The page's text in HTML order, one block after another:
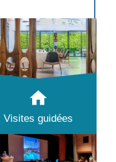
Visites guidées